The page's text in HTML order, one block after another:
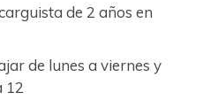
de 2 años en
de lunes a viernes y
12